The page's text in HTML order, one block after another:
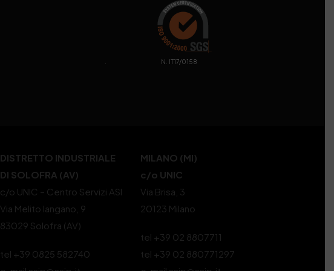
. N. IT17/0158
DISTRETTO INDUSTRIALE
DI SOLOFRA (AV)
c/o UNIC – Centro Servizi ASI
Via Melito Iangano, 9
83029 Solofra (AV)
tel +39 0825 582740
MILANO (MI)
c/o UNIC
Via Brisa, 3
20123 Milano
tel +39 02 8807711
tel +39 02 880771297